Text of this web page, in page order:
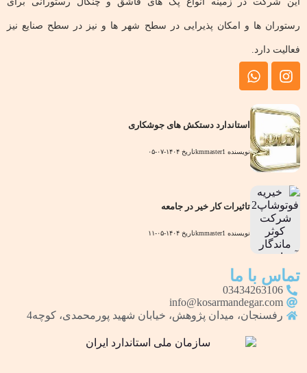
رستوران ها و امکان پذیرایی در سطح شهر ها و نیز در سطح صنایع نیز
فعالیت دارد.
استاندارد دستکش های جوشکاری
نویسنده kmmaster1تاریخ ۱۴۰۴-۰۷-۰۵
تاثیرات کار خیر در جامعه
نویسنده kmmaster1تاریخ ۱۴۰۴-۰۵-۱۱
تماس با ما
03434263106
info@kosarmandegar.com
رفسنجان، میدان پژوهش، خیابان شهید پورمحمدی، کوچه4